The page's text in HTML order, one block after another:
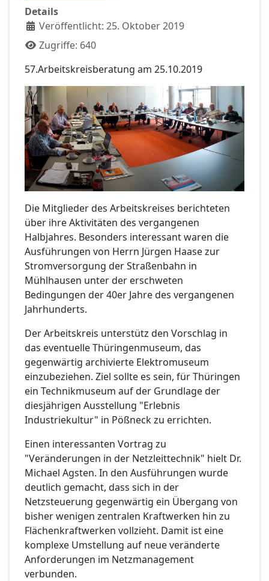
Details
Veröffentlicht: 25. Oktober 2019
Zugriffe: 640
57.Arbeitskreisberatung am 25.10.2019
Die Mitglieder des Arbeitskreises berichteten
über ihre Aktivitäten des vergangenen
Halbjahres. Besonders interessant waren die
Ausführungen von Herrn Jürgen Haase zur
Stromversorgung der Straßenbahn in
Mühlhausen unter der erschweten
Bedingungen der 40er Jahre des vergangenen
Jahrhunderts.
Der Arbeitskreis unterstütz den Vorschlag in
das eventuelle Thüringenmuseum, das
gegenwärtig archivierte Elektromuseum
einzubeziehen. Ziel sollte es sein, für Thüringen
ein Technikmuseum auf der Grundlage der
diesjährigen Ausstellung "Erlebnis
Industriekultur" in Pößneck zu errichten.
Einen interessanten Vortrag zu
"Veränderungen in der Netzleittechnik" hielt Dr.
Michael Agsten. In den Ausführungen wurde
deutlich gemacht, dass sich in der
Netzsteuerung gegenwärtig ein Übergang von
bisher wenigen zentralen Kraftwerken hin zu
Flächenkraftwerken vollzieht. Damit ist eine
komplexe Umstellung auf neue veränderte
Anforderungen im Netzmanagement
verbunden.